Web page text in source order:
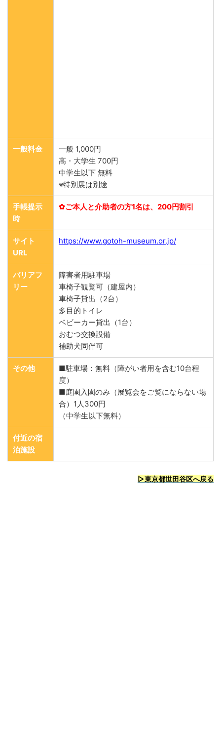
一般料金
一般 1,000円
高・大学生 700円
中学生以下 無料
※特別展は別途
手帳提示
時
✿ご本人と介助者の方1名は、200円割引
サイト
URL
https://www.gotoh-museum.or.jp/
バリアフ
リー
障害者用駐車場
車椅子観覧可（建屋内）
車椅子貸出（2台）
多目的トイレ
ベビーカー貸出（1台）
おむつ交換設備
補助犬同伴可
その他
■駐車場：無料（障がい者用を含む10台程
度）
■庭園入園のみ（展覧会をご覧にならない場
合）1人300円
（中学生以下無料）
付近の宿
泊施設
▷東京都世田谷区へ戻る